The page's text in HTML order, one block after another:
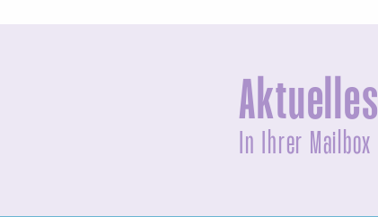
Aktuelles
In Ihrer Mailbox